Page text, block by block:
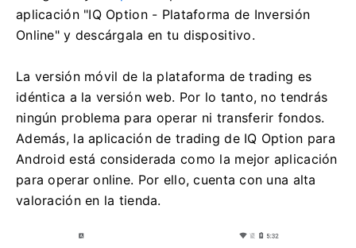
aplicación "IQ Option - Plataforma de Inversión
Online" y descárgala en tu dispositivo.
La versión móvil de la plataforma de trading es
idéntica a la versión web. Por lo tanto, no tendrás
ningún problema para operar ni transferir fondos.
Además, la aplicación de trading de IQ Option para
Android está considerada como la mejor aplicación
para operar online. Por ello, cuenta con una alta
valoración en la tienda.